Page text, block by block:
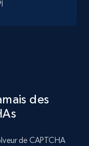
and
gratuit
des
de CAPTCHA